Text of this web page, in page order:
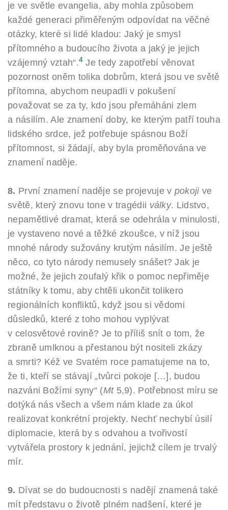
je ve světle evangelia, aby mohla způsobem
každé generaci přiměřeným odpovídat na věčné
otázky, které si lidé kladou: Jaký je smysl
přítomného a budoucího života a jaký je jejich
vzájemný vztah“.4 Je tedy zapotřebí věnovat
pozornost oněm tolika dobrům, která jsou ve světě
přítomna, abychom neupadli v pokušení
považovat se za ty, kdo jsou přemáháni zlem
a násilím. Ale znamení doby, ke kterým patří touha
lidského srdce, jež potřebuje spásnou Boží
přítomnost, si žádají, aby byla proměňována ve
znamení naděje.
8. První znamení naděje se projevuje v pokojive
světě, který znovu tone v tragédii války. Lidstvo,
nepamětlivé dramat, která se odehrála v minulosti,
je vystaveno nové a těžké zkoušce, v níž jsou
mnohé národy sužovány krutým násilím. Je ještě
něco, co tyto národy nemusely snášet? Jak je
možné, že jejich zoufalý křik o pomoc nepřiměje
státníky k tomu, aby chtěli ukončit tolikero
regionálních konfliktů, když jsou si vědomi
důsledků, které z toho mohou vyplývat
v celosvětové rovině? Je to příliš snít o tom, že
zbraně umlknou a přestanou být nositeli zkázy
a smrti? Kéž ve Svatém roce pamatujeme na to,
že ti, kteří se stávají „tvůrci pokoje […], budou
nazváni Božími syny“ (Mt5,9). Potřebnost míru se
dotýká nás všech a všem nám klade za úkol
realizovat konkrétní projekty. Nechť nechybí úsilí
diplomacie, která by s odvahou a tvořivostí
vytvářela prostory k jednání, jejichž cílem je trvalý
mír.
9. Dívat se do budoucnosti s nadějí znamená také
mít představu o životě plném nadšení, které je